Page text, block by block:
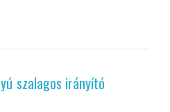
szalagos irányító